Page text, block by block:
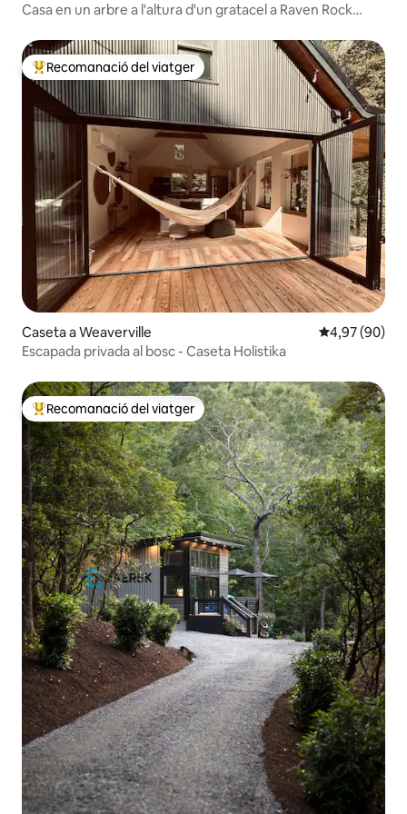
Casa en un arbre a l'altura d'un gratacel a Raven Rock
Principals recomanacions dels viatgers
Recomanació del viatger
Caseta a Weaverville 4,97 de
4,97 (90)
Escapada privada al bosc - Caseta Holistika
Principals recomanacions dels viatgers
Recomanació del viatger